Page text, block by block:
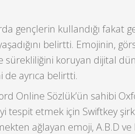
gençlerin kullandığı fakat
belirtti. Emojinin,
sürekliliğini koruyan dijital
de ayrıca belirtti.
Online Sözlük’ün sahibi
tespit etmek için Swiftkey
ağlayan emoji, A.B.D ve